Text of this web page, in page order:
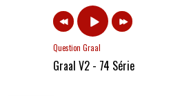
Question Graal
Graal V2 - 74 Série